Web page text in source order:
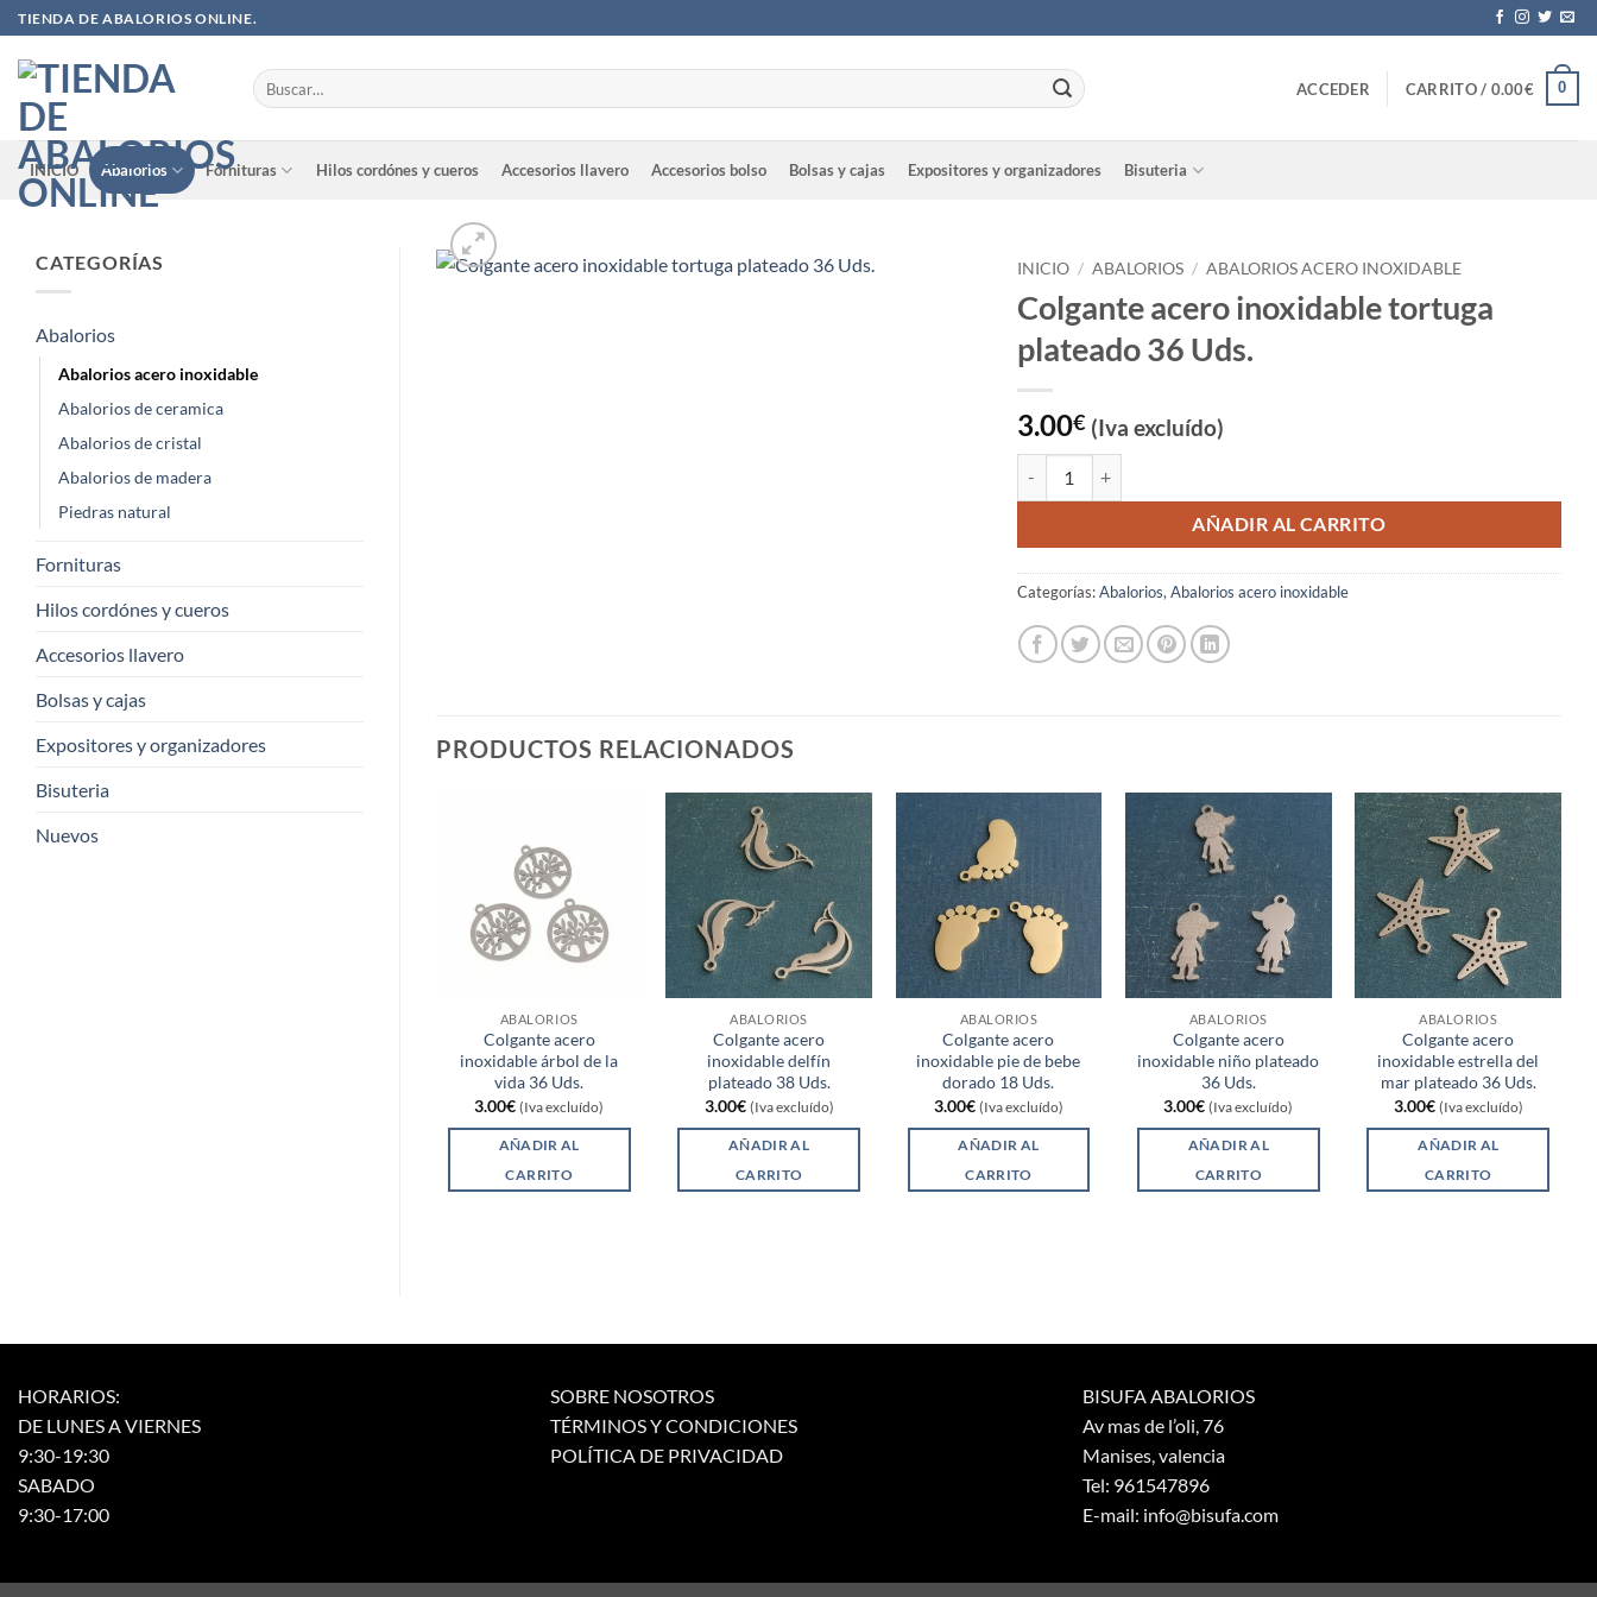
Saltar
al
contenido
TIENDA DE ABALORIOS ONLINE.
Buscar
por:
ACCEDER CARRITO / 0.00€ 0
INICIO Abalorios Fornituras Hilos cordónes y cueros Accesorios llavero Accesorios bolso Bolsas y cajas Expositores y organizadores Bisuteria
CATEGORÍAS
Abalorios
Abalorios acero inoxidable
Abalorios de ceramica
Abalorios de cristal
Abalorios de madera
Piedras natural
Fornituras
Hilos cordónes y cueros
Accesorios llavero
Bolsas y cajas
Expositores y organizadores
Bisuteria
Nuevos
INICIO / ABALORIOS / ABALORIOS ACERO INOXIDABLE
Colgante acero inoxidable tortuga
plateado 36 Uds.
3.00€ (Iva excluído)
AÑADIR AL CARRITO
Categorías:Abalorios, Abalorios acero inoxidable
PRODUCTOS RELACIONADOS
ABALORIOS
Colgante acero
inoxidable árbol de la
vida 36 Uds.
3.00€ (Iva excluído)
AÑADIR AL
CARRITO
ABALORIOS
Colgante acero
inoxidable delfín
plateado 38 Uds.
3.00€ (Iva excluído)
AÑADIR AL
CARRITO
ABALORIOS
Colgante acero
inoxidable pie de bebe
dorado 18 Uds.
3.00€ (Iva excluído)
AÑADIR AL
CARRITO
ABALORIOS
Colgante acero
inoxidable niño plateado
36 Uds.
3.00€ (Iva excluído)
AÑADIR AL
CARRITO
ABALORIOS
Colgante acero
inoxidable estrella del
mar plateado 36 Uds.
3.00€ (Iva excluído)
AÑADIR AL
CARRITO
HORARIOS:
DE LUNES A VIERNES
9:30-19:30
SABADO
9:30-17:00
SOBRE NOSOTROS
TÉRMINOS Y CONDICIONES
POLÍTICA DE PRIVACIDAD
BISUFA ABALORIOS
Av mas de l’oli, 76
Manises, valencia
Tel: 961547896
E-mail: info@bisufa.com